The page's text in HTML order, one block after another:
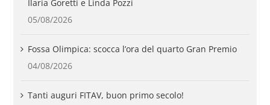
Ilaria Goretti e Linda Pozzi
05/08/2026
Fossa Olimpica: scocca l’ora del quarto Gran Premio
04/08/2026
Tanti auguri FITAV, buon primo secolo!